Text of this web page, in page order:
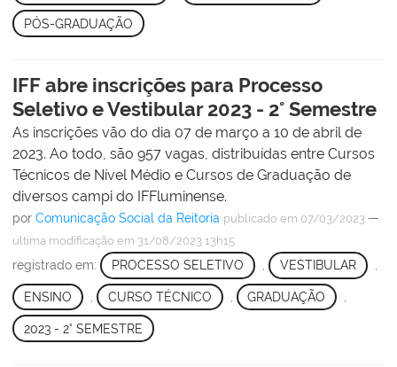
PÓS-GRADUAÇÃO
IFF abre inscrições para Processo
Seletivo e Vestibular 2023 - 2° Semestre
As inscrições vão do dia 07 de março a 10 de abril de
2023. Ao todo, são 957 vagas, distribuídas entre Cursos
Técnicos de Nível Médio e Cursos de Graduação de
diversos campi do IFFluminense.
por Comunicação Social da Reitoria publicado em 07/03/2023 —
última modificação em 31/08/2023 13h15
registrado em: PROCESSO SELETIVO , VESTIBULAR ,
ENSINO CURSO TÉCNICO GRADUAÇÃO
2023 - 2° SEMESTRE